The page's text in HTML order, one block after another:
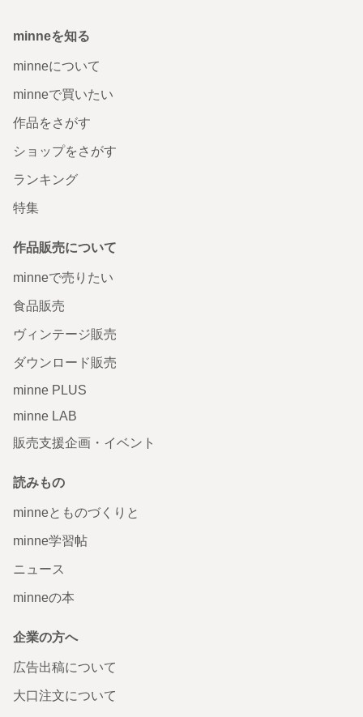
minneを知る
minneについて
minneで買いたい
作品をさがす
ショップをさがす
ランキング
特集
作品販売について
minneで売りたい
食品販売
ヴィンテージ販売
ダウンロード販売
minne PLUS
minne LAB
販売支援企画・イベント
読みもの
minneとものづくりと
minne学習帖
ニュース
minneの本
企業の方へ
広告出稿について
大口注文について